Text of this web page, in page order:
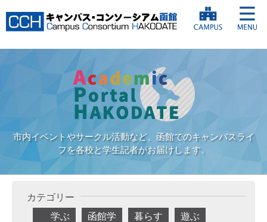
市内イベントやサークル活動など、函館でのキャンパスライ
フを各校と学生記者がお届けします。
カテゴリー
学ぶ
函館学 暮らす 遊ぶ